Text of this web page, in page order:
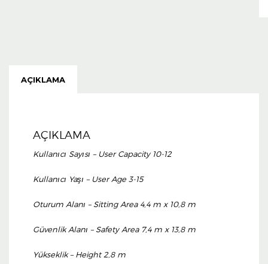
AÇIKLAMA
AÇIKLAMA
Kullanıcı Sayısı – User Capacity 10-12
Kullanıcı Yaşı – User Age 3-15
Oturum Alanı – Sitting Area 4,4 m x 10,8 m
Güvenlik Alanı – Safety Area 7,4 m x 13,8 m
Yükseklik – Height 2,8 m